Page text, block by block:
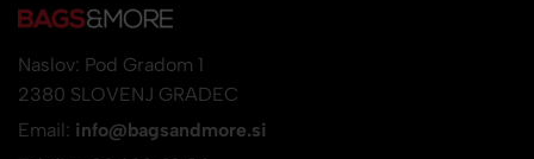
Naslov: Pod Gradom 1
2380 SLOVENJ GRADEC
Email: info@bagsandmore.si